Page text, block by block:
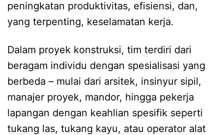
peningkatan produktivitas, efisiensi, dan,
yang terpenting, keselamatan kerja.
Dalam proyek konstruksi, tim terdiri dari
beragam individu dengan spesialisasi yang
berbeda – mulai dari arsitek, insinyur sipil,
manajer proyek, mandor, hingga pekerja
lapangan dengan keahlian spesifik seperti
tukang las, tukang kayu, atau operator alat